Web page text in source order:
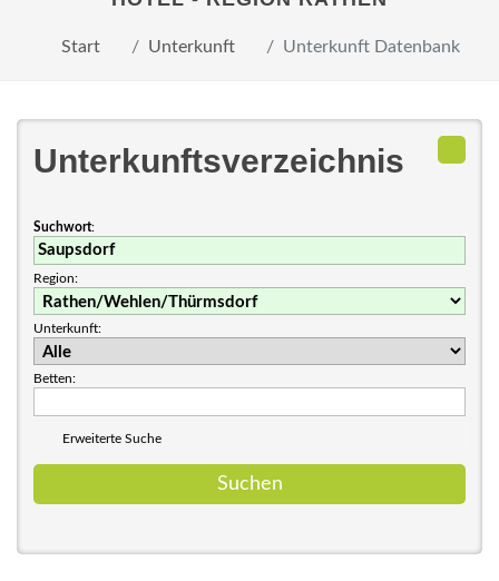
Start Unterkunft Unterkunft Datenbank
Unterkunftsverzeichnis
Suchwort:
Region:
Unterkunft:
Betten:
Erweiterte Suche